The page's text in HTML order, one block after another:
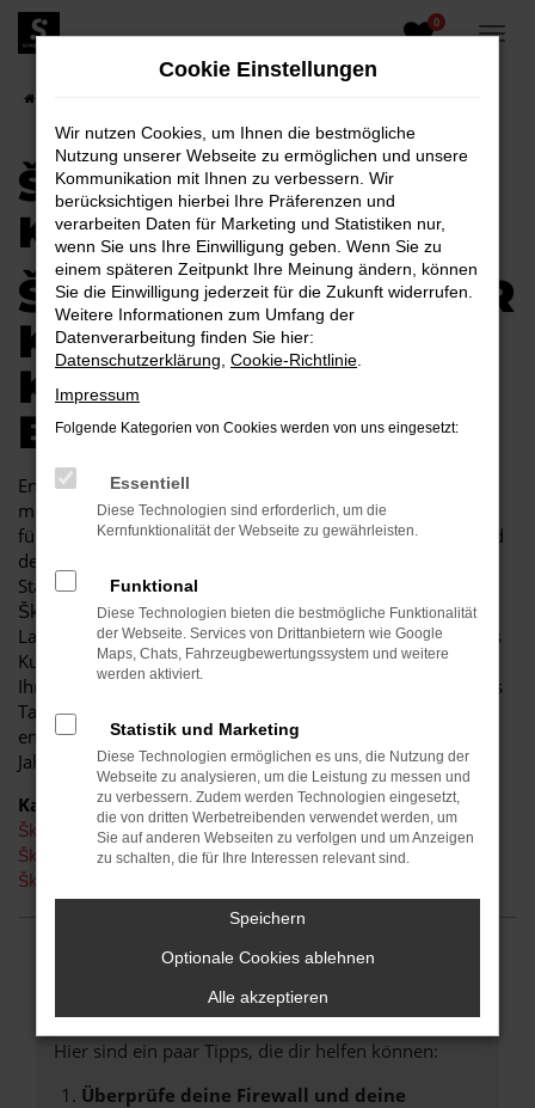
Zum
Hauptinhalt
0
ŠKODA KODIAQ FÜR
KAMENZ
ŠKODA KODIAQ FÜR
KAMENZ EINE
KOMBINATION, DIE
EINFACH PASST
Endlich angekommen: mit einem Škoda Kodiaq in Kamenz
machen Sie alles richtig und sitzen im perfekten Fahrzeug
für diese Stadt. Einerseits sind Sie dank der Wendigkeit und
der sparsamen und effizienten Motoren perfekt auf den
Stadtverkehr von Kamenz eingerichtet, andererseits ist der
Škoda Kodiaq jedoch auch für Fahrten auf Autobahn oder
Landstraße geeignet. Das vielseitige Modell erhalten Sie als
Kunde aus Kamenz im Autohaus Schiefelbein. Wir bieten
Ihnen den Škoda Kodiaq sowohl als Neuwagen als auch als
Tageszulassung. Wer noch etwas mehr sparen möchte,
entscheidet sich für ein Gebrauchtfahrzeug oder einen
Jahreswagen.
Kategorie
Škoda Kodiaq Kamenz
Škoda Kodiaq Gebrauchtwagen Kamenz
Škoda Kodiaq Neuwagen Kamenz
FEHLER: NETWORK ERROR
Beim Laden ist ein Fehler aufgetreten.
Hier sind ein paar Tipps, die dir helfen können:
Überprüfe deine Firewall und deine
Cookie Einstellungen
Wir nutzen Cookies, um Ihnen die bestmögliche
Nutzung unserer Webseite zu ermöglichen und unsere
Kommunikation mit Ihnen zu verbessern. Wir
berücksichtigen hierbei Ihre Präferenzen und
verarbeiten Daten für Marketing und Statistiken nur,
wenn Sie uns Ihre Einwilligung geben. Wenn Sie zu
einem späteren Zeitpunkt Ihre Meinung ändern, können
Sie die Einwilligung jederzeit für die Zukunft widerrufen.
Weitere Informationen zum Umfang der
Datenverarbeitung finden Sie hier:
Datenschutzerklärung Cookie-Richtlinie
Impressum
Folgende Kategorien von Cookies werden von uns eingesetzt:
Essentiell
Diese Technologien sind erforderlich, um die
Kernfunktionalität der Webseite zu gewährleisten.
Funktional
Diese Technologien bieten die bestmögliche Funktionalität
der Webseite. Services von Drittanbietern wie Google
Maps, Chats, Fahrzeugbewertungssystem und weitere
werden aktiviert.
Statistik und Marketing
Diese Technologien ermöglichen es uns, die Nutzung der
Webseite zu analysieren, um die Leistung zu messen und
zu verbessern. Zudem werden Technologien eingesetzt,
die von dritten Werbetreibenden verwendet werden, um
Sie auf anderen Webseiten zu verfolgen und um Anzeigen
zu schalten, die für Ihre Interessen relevant sind.
Speichern
Optionale Cookies ablehnen
Alle akzeptieren